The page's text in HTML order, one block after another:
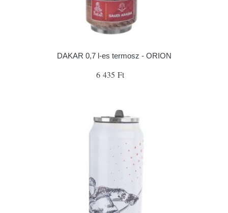
DAKAR 0,7 l-es termosz - ORION
6 435 Ft